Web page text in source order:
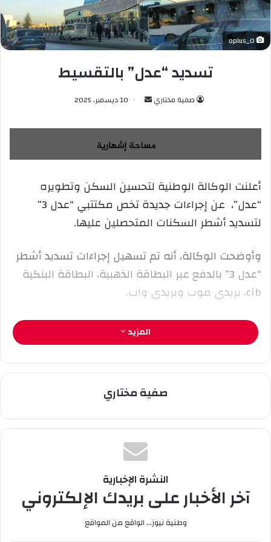
oplus_0
تسديد “عدل” بالتقسيط
صفية مختاري
س
ل
ب
ي
د
إ
ك
ت
ر
و
ن
ي
ا
10 ديسمبر، 2025
أعلنت الوكالة الوطنية لتحسين السكن وتطويره
“عدل”، عن إجراءات جديدة تخص مكتتبي “عدل 3”
لتسديد أشطر السكنات المتحصلين عليها.
وأوضحت الوكالة، أنه تم تسهيل إجراءات تسديد أشطر
“عدل 3” بالدفع عبر البطاقة الذهبية، البطاقة البنكية
cib، بريدي موب وبريدي واب.
المزيد
صفية مختاري
النشرة الإخبارية
آخر الأخبار على بريدك الإلكتروني
وطنية نيوز... الواقع من المواقع